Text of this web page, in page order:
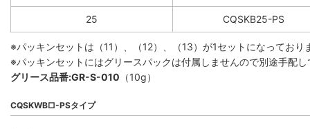
25 CQSKB25-PS
※パッキンセットは（11）、（12）、（13）が1セットになってお
※パッキンセットにはグリースパックは付属しませんので別途手配
グリース品番:GR-S-010 （10g）
CQSKWB□-PSタイプ